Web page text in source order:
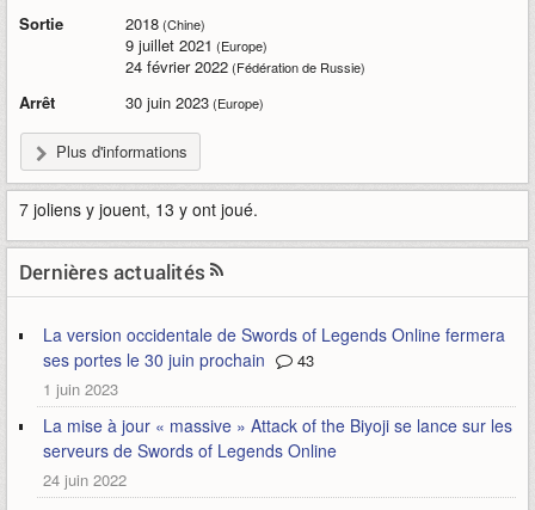
Sortie 2018(Chine)
9 juillet 2021 (Europe)
24 février 2022(Fédération de Russie)
Arrêt 30 juin 2023(Europe)
Plus d'informations
7 joliens y jouent, 13 y ont joué.
Dernières actualités
La version occidentale de Swords of Legends Online fermera
ses portes le 30 juin prochain
43
1 juin 2023
La mise à jour « massive » Attack of the Biyoji se lance sur les
serveurs de Swords of Legends Online
24 juin 2022